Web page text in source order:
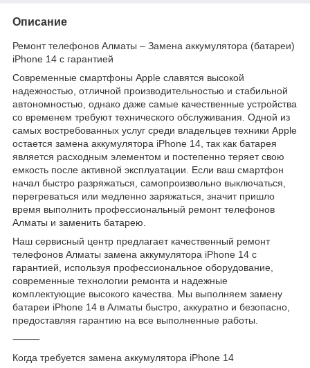
Описание
Ремонт телефонов Алматы – Замена аккумулятора (батареи)
iPhone 14 с гарантией
Современные смартфоны Apple славятся высокой
надежностью, отличной производительностью и стабильной
автономностью, однако даже самые качественные устройства
со временем требуют технического обслуживания. Одной из
самых востребованных услуг среди владельцев техники Apple
остается замена аккумулятора iPhone 14, так как батарея
является расходным элементом и постепенно теряет свою
емкость после активной эксплуатации. Если ваш смартфон
начал быстро разряжаться, самопроизвольно выключаться,
перегреваться или медленно заряжаться, значит пришло
время выполнить профессиональный ремонт телефонов
Алматы и заменить батарею.
Наш сервисный центр предлагает качественный ремонт
телефонов Алматы замена аккумулятора iPhone 14 с
гарантией, используя профессиональное оборудование,
современные технологии ремонта и надежные
комплектующие высокого качества. Мы выполняем замену
батареи iPhone 14 в Алматы быстро, аккуратно и безопасно,
предоставляя гарантию на все выполненные работы.
⸻
Когда требуется замена аккумулятора iPhone 14